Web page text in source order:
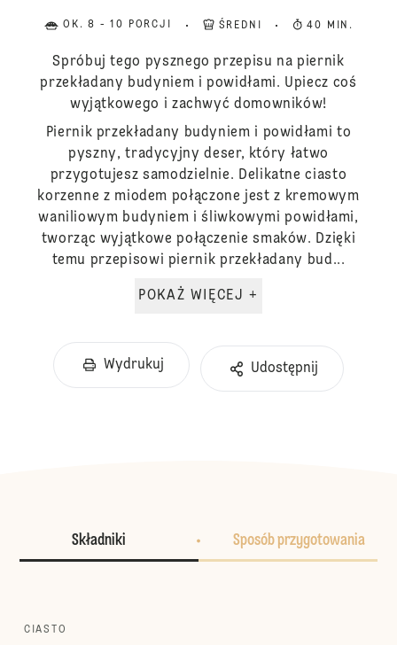
OK. 8 - 10 PORCJI ŚREDNI 40 MIN.
Spróbuj tego pysznego przepisu na piernik
przekładany budyniem i powidłami. Upiecz coś
wyjątkowego i zachwyć domowników!
Piernik przekładany budyniem i powidłami to
pyszny, tradycyjny deser, który łatwo
przygotujesz samodzielnie. Delikatne ciasto
korzenne z miodem połączone jest z kremowym
waniliowym budyniem i śliwkowymi powidłami,
tworząc wyjątkowe połączenie smaków. Dzięki
temu przepisowi piernik przekładany bud...
POKAŻ WIĘCEJ +
Wydrukuj Udostępnij
Składniki Sposób przygotowania
CIASTO